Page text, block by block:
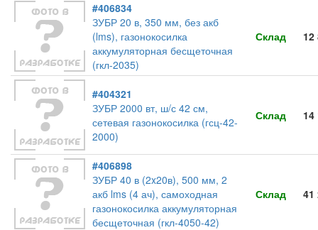
#406834
ЗУБР 20 в, 350 мм, без акб
(lms), газонокосилка
аккумуляторная бесщеточная
(гкл-2035)
Склад 12
#404321
ЗУБР 2000 вт, ш/с 42 см,
сетевая газонокосилка (гсц-42-
2000)
Склад 14
#406898
ЗУБР 40 в (2x20в), 500 мм, 2
акб lms (4 ач), самоходная
газонокосилка аккумуляторная
бесщеточная (гкл-4050-42)
Склад 41